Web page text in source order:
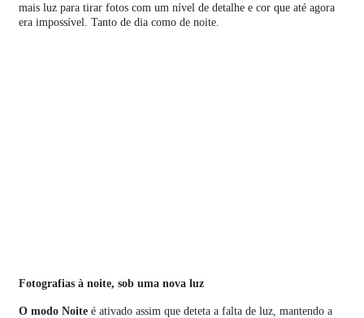
mais luz para tirar fotos com um nível de detalhe e cor que até agora
era impossível. Tanto de dia como de noite.
Foto­grafias à noite, sob uma nova luz
O modo Noite é ativado assim que deteta a falta de luz, mantendo a